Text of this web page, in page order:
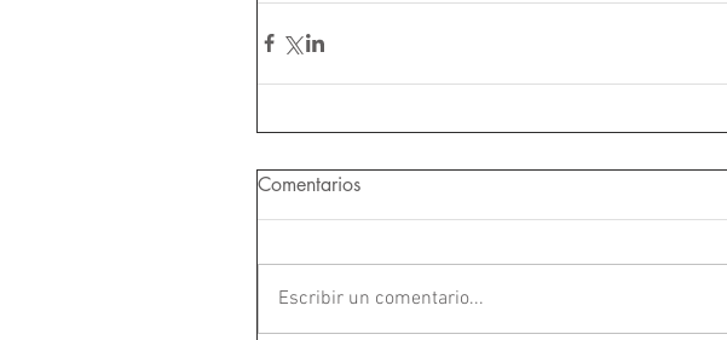
Comentarios
Escribir un comentario...